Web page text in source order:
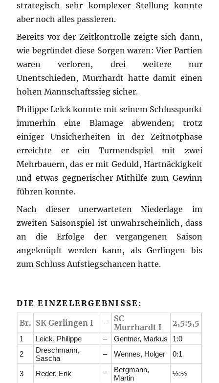
strategisch sehr komplexer Stellung konnte
aber noch alles passieren.
Bereits vor der Zeitkontrolle zeigte sich dann,
wie begründet diese Sorgen waren: Vier Partien
waren verloren, drei weitere nur
Unentschieden, Murrhardt hatte damit einen
hohen Mannschaftssieg sicher.
Philippe Leick konnte mit seinem Schlusspunkt
immerhin eine Blamage abwenden; trotz
einiger Unsicherheiten in der Zeitnotphase
erreichte er ein Turmendspiel mit zwei
Mehrbauern, das er mit Geduld, Hartnäckigkeit
und etwas gegnerischer Mithilfe zum Gewinn
führen konnte.
Nach dieser unerwarteten Niederlage im
zweiten Saisonspiel ist unwahrscheinlich, dass
an die Erfolge der vergangenen Saison
angeknüpft werden kann, als Gerlingen bis
zum Schluss Aufstiegschancen hatte.
DIE EINZELERGEBNISSE:
Br. SK Gerlingen I – SC
Murrhardt I
2,5:5,5
1 Leick, Philippe – Gentner, Markus
1:0
2
Dreschmann,
Sascha
– Wennes, Holger 0:1
3 Reder, Erik –
Bergmann,
Martin
½:½